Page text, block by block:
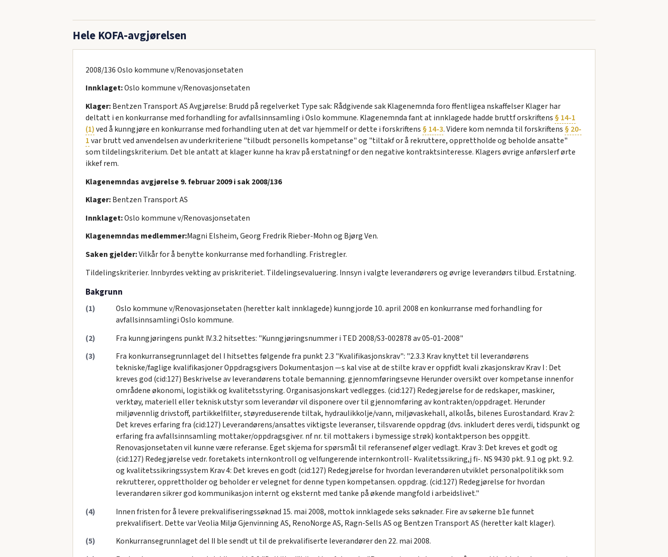
Hele KOFA-avgjørelsen
2008/136 Oslo kommune v/Renovasjonsetaten
Innklaget:Oslo kommune v/Renovasjonsetaten
Klager:Bentzen Transport AS Avgjørelse: Brudd på regelverket Type sak: Rådgivende sak Klagenemnda foro ffentligea nskaffelser Klager har
deltatt i en konkurranse med forhandling for avfallsinnsamling i Oslo kommune. Klagenemnda fant at innklagede hadde bruttf orskriftens § 14-1
(1)ved å kunngjøre en konkurranse med forhandling uten at det var hjemmelf or dette i forskriftens § 14-3. Videre kom nemnda til forskriftens § 20-
1var brutt ved anvendelsen av underkriteriene "tilbudt personells kompetanse" og "tiltakf or å rekruttere, opprettholde og beholde ansatte"
som tildelingskriterium. Det ble antatt at klager kunne ha krav på erstatningf or den negative kontraktsinteresse. Klagers øvrige anførslerf ørte
ikkef rem.
Klagenemndas avgjørelse 9. februar 2009 i sak 2008/136
Klager:Bentzen Transport AS
Innklaget:Oslo kommune v/Renovasjonsetaten
Klagenemndas medlemmer:Magni Elsheim, Georg Fredrik Rieber-Mohn og Bjørg Ven.
Saken gjelder:Vilkår for å benytte konkurranse med forhandling. Fristregler.
Tildelingskriterier. Innbyrdes vekting av priskriteriet. Tildelingsevaluering. Innsyn i valgte leverandørers og øvrige leverandørs tilbud. Erstatning.
Bakgrunn
(1)
Oslo kommune v/Renovasjonsetaten (heretter kalt innklagede) kunngjorde 10. april 2008 en konkurranse med forhandling for
avfallsinnsamlingi Oslo kommune.
(2)
Fra kunngjøringens punkt IV.3.2 hitsettes: "Kunngjøringsnummer i TED 2008/S3-002878 av 05-01-2008"
(3)
Fra konkurransegrunnlaget del I hitsettes følgende fra punkt 2.3 "Kvalifikasjonskrav": "2.3.3 Krav knyttet til leverandørens
tekniske/faglige kvalifikasjoner Oppdragsgivers Dokumentasjon —s kal vise at de stilte krav er oppfidt kvali zkasjonskrav Krav I : Det
kreves god (cid:127) Beskrivelse av leverandørens totale bemanning. gjennomføringsevne Herunder oversikt over kompetanse innenfor
områdene økonomi, logistikk og kvalitetsstyring. Organisasjonskart vedlegges. (cid:127) Redegjørelse for de redskaper, maskiner,
verktøy, materiell eller teknisk utstyr som leverandør vil disponere over til gjennomføring av kontrakten/oppdraget. Herunder
miljøvennlig drivstoff, partikkelfilter, støyreduserende tiltak, hydraulikkolje/vann, miljøvaskehall, alkolås, bilenes Eurostandard. Krav 2:
Det kreves erfaring fra (cid:127) Leverandørens/ansattes viktigste leveranser, tilsvarende oppdrag (dvs. inkludert deres verdi, tidspunkt og
erfaring fra avfallsinnsamling mottaker/oppdragsgiver. nf nr. til mottakers i bymessige strøk) kontaktperson bes oppgitt.
Renovasjonsetaten vil kunne være referanse. Eget skjema for spørsmål til referansenef ølger vedlagt. Krav 3: Det kreves et godt og
(cid:127) Redegjørelse vedr. foretakets internkontroll og velfungerende internkontroll- Kvalitetssikring,j fi-. NS 9430 pkt. 9.1 og pkt. 9.2.
og kvalitetssikringssystem Krav 4: Det kreves en godt (cid:127) Redegjørelse for hvordan leverandøren utviklet personalpolitikk som
rekrutterer, opprettholder og beholder er velegnet for denne typen kompetansen. oppdrag. (cid:127) Redegjørelse for hvordan
leverandøren sikrer god kommunikasjon internt og eksternt med tanke på økende mangfold i arbeidslivet."
(4)
Innen fristen for å levere prekvalifiseringssøknad 15. mai 2008, mottok innklagede seks søknader. Fire av søkerne b1e funnet
prekvalifisert. Dette var Veolia Miljø Gjenvinning AS, RenoNorge AS, Ragn-Sells AS og Bentzen Transport AS (heretter kalt klager).
(5)
Konkurransegrunnlaget del II ble sendt ut til de prekvalifiserte leverandører den 22. mai 2008.